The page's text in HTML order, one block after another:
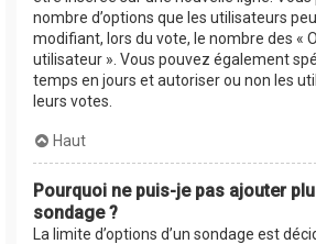
nombre d’options que les utilisateurs
modifiant, lors du vote, le nombre des «
utilisateur ». Vous pouvez également
temps en jours et autoriser ou non les
leurs votes.
Haut
Pourquoi ne puis-je pas ajouter
sondage ?
La limite d’options d’un sondage est